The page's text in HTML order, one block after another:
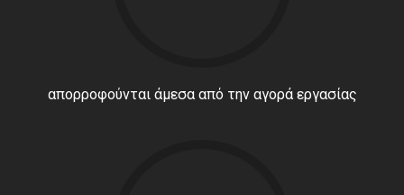
απορροφούνται άμεσα από την αγορά εργασίας